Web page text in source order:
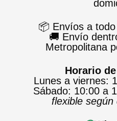
📦 Envíos a todo
🚚 Envío
Metropolitana
Horario
Lunes a viernes:
Sábado: 10:00 a
flexible según